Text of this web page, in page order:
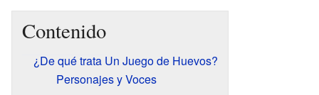
Contenido
¿De qué trata Un Juego de Huevos?
Personajes y Voces